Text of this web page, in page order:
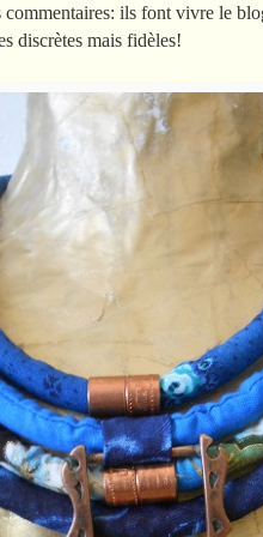
ils font vivre le
discrètes mais fidèles!